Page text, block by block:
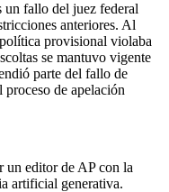
un fallo del juez federal
anteriores. Al
provisional violaba
se mantuvo vigente
parte del fallo de
de apelación
un editor de AP con la
artificial generativa.